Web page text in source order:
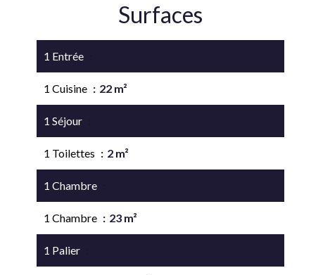
Surfaces
1 Entrée
1 Cuisine 22 m²
1 Séjour
1 Toilettes 2 m²
1 Chambre
1 Chambre 23 m²
1 Palier